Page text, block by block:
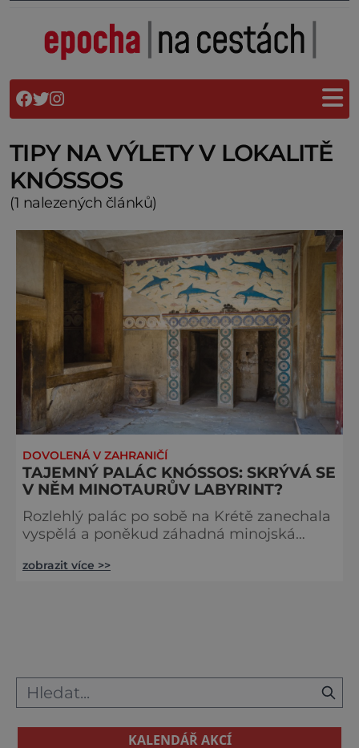
TIPY NA VÝLETY V LOKALITĚ
KNÓSSOS
(1 nalezených článků)
DOVOLENÁ V ZAHRANIČÍ
TAJEMNÝ PALÁC KNÓSSOS: SKRÝVÁ SE
V NĚM MINOTAURŮV LABYRINT?
Rozlehlý palác po sobě na Krétě zanechala
vyspělá a poněkud záhadná minojská
domovem obávaného krvelačného netvora,
krétského krále Minoa, svedena bílým
býkem a zan
zobrazit více >>
KALENDÁŘ AKCÍ